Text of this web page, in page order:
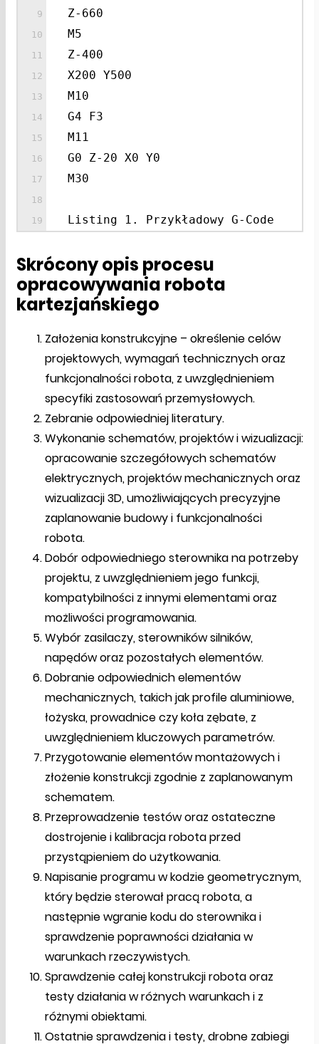
Z-660
M5
Z-400
X200 Y500
M10
G4 F3
M11
G0 Z-20 X0 Y0
M30
Listing 1. Przykładowy G-Code
Skrócony opis procesu
opracowywania robota
kartezjańskiego
Założenia konstrukcyjne – określenie celów
projektowych, wymagań technicznych oraz
funkcjonalności robota, z uwzględnieniem
specyfiki zastosowań przemysłowych.
Zebranie odpowiedniej literatury.
Wykonanie schematów, projektów i wizualizacji:
opracowanie szczegółowych schematów
elektrycznych, projektów mechanicznych oraz
wizualizacji 3D, umożliwiających precyzyjne
zaplanowanie budowy i funkcjonalności
robota.
Dobór odpowiedniego sterownika na potrzeby
projektu, z uwzględnieniem jego funkcji,
kompatybilności z innymi elementami oraz
możliwości programowania.
Wybór zasilaczy, sterowników silników,
napędów oraz pozostałych elementów.
Dobranie odpowiednich elementów
mechanicznych, takich jak profile aluminiowe,
łożyska, prowadnice czy koła zębate, z
uwzględnieniem kluczowych parametrów.
Przygotowanie elementów montażowych i
złożenie konstrukcji zgodnie z zaplanowanym
schematem.
Przeprowadzenie testów oraz ostateczne
dostrojenie i kalibracja robota przed
przystąpieniem do użytkowania.
Napisanie programu w kodzie geometrycznym,
który będzie sterował pracą robota, a
następnie wgranie kodu do sterownika i
sprawdzenie poprawności działania w
warunkach rzeczywistych.
Sprawdzenie całej konstrukcji robota oraz
testy działania w różnych warunkach i z
różnymi obiektami.
Ostatnie sprawdzenia i testy, drobne zabiegi